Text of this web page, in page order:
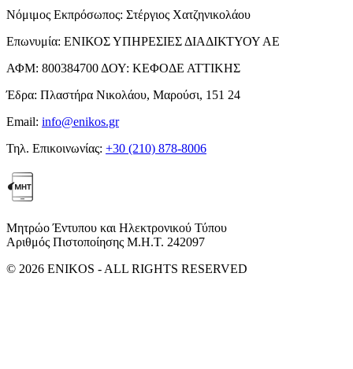
Νόμιμος Εκπρόσωπος: Στέργιος Χατζηνικολάου
Επωνυμία: ΕΝΙΚΟΣ ΥΠΗΡΕΣΙΕΣ ΔΙΑΔΙΚΤΥΟΥ ΑΕ
ΑΦΜ: 800384700 ΔΟΥ: ΚΕΦΟΔΕ ΑΤΤΙΚΗΣ
Έδρα: Πλαστήρα Νικολάου, Μαρούσι, 151 24
Email: info@enikos.gr
Τηλ. Επικοινωνίας: +30 (210) 878-8006
Μητρώο Έντυπου και Ηλεκτρονικού Τύπου
Αριθμός Πιστοποίησης Μ.Η.Τ. 242097
© 2026 ENIKOS - ALL RIGHTS RESERVED